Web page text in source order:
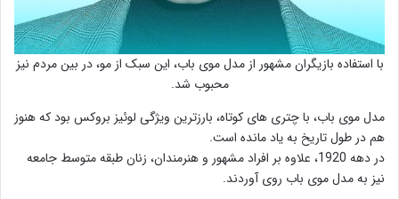
با استفاده بازیگران مشهور از مدل موی باب، این سبک از مو، در بین مردم نیز
محبوب شد.
مدل موی باب، با چتری های کوتاه، بارزترین ویژگی لوئیز بروکس بود که هنوز
هم در طول تاریخ به یاد مانده است.
در دهه 1920، علاوه بر افراد مشهور و هنرمندان، زنان طبقه متوسط جامعه
نیز به مدل موی باب روی آوردند.